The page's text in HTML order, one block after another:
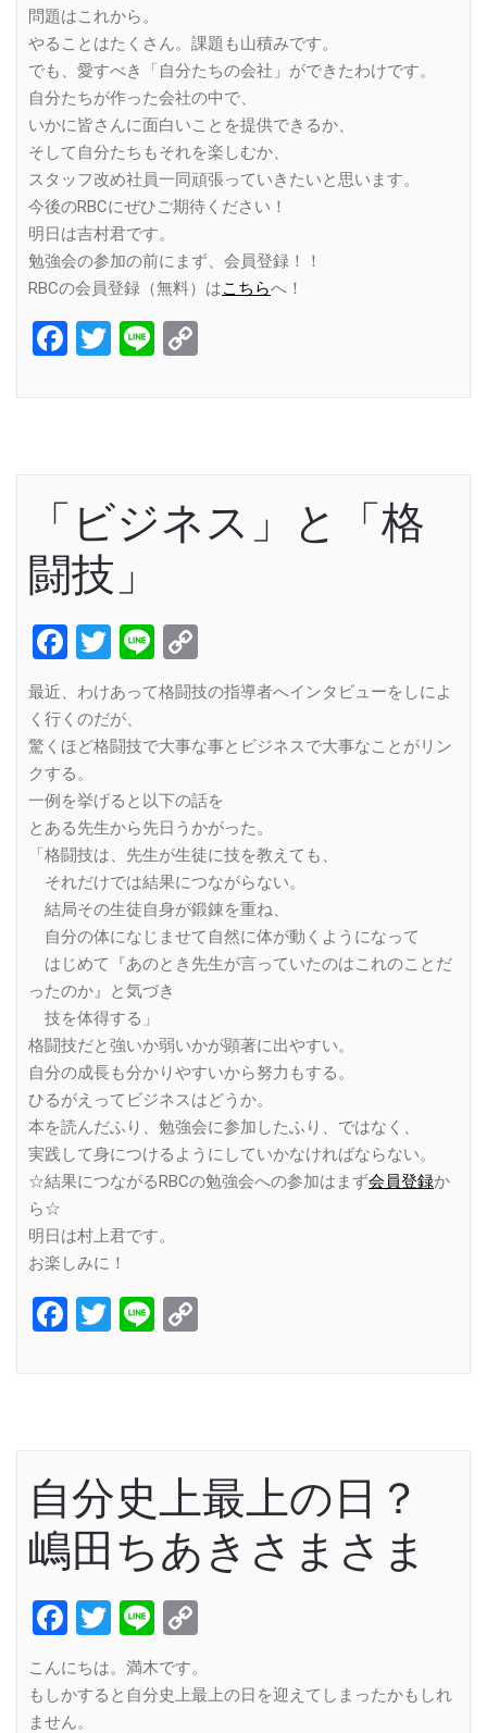
問題はこれから。
やることはたくさん。課題も山積みです。
でも、愛すべき「自分たちの会社」ができたわけです。
自分たちが作った会社の中で、
いかに皆さんに面白いことを提供できるか、
そして自分たちもそれを楽しむか、
スタッフ改め社員一同頑張っていきたいと思います。
今後のRBCにぜひご期待ください！
明日は吉村君です。
勉強会の参加の前にまず、会員登録！！
RBCの会員登録（無料）はこちらへ！
Facebook
Twitter
Line
「ビジネス」と「格
闘技」
Facebook
Twitter
Line
Link
最近、わけあって格闘技の指導者へインタビューをしによ
く行くのだが、
驚くほど格闘技で大事な事とビジネスで大事なことがリン
クする。
一例を挙げると以下の話を
とある先生から先日うかがった。
「格闘技は、先生が生徒に技を教えても、
それだけでは結果につながらない。
結局その生徒自身が鍛錬を重ね、
自分の体になじませて自然に体が動くようになって
はじめて『あのとき先生が言っていたのはこれのことだ
ったのか』と気づき
技を体得する」
格闘技だと強いか弱いかが顕著に出やすい。
自分の成長も分かりやすいから努力もする。
ひるがえってビジネスはどうか。
本を読んだふり、勉強会に参加したふり、ではなく、
実践して身につけるようにしていかなければならない。
☆結果につながるRBCの勉強会への参加はまず会員登録か
ら☆
明日は村上君です。
お楽しみに！
Facebook
Twitter
Line
自分史上最上の日？
嶋田ちあきさまさま
Facebook
Twitter
Line
こんにちは。満木です。
もしかすると自分史上最上の日を迎えてしまったかもしれ
ません。